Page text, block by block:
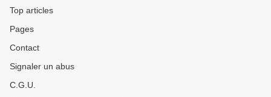
Top articles
Pages
Contact
Signaler un abus
C.G.U.